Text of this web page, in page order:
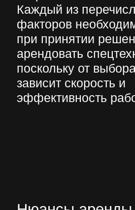
большинство задач успешно
можно решить с помощью
колёсного мини-экскаватора,
укомплектованного
соответственным навесным
оборудованием;
функциональные возможности
спецтехники. Предварительно
нужно сравнить требования